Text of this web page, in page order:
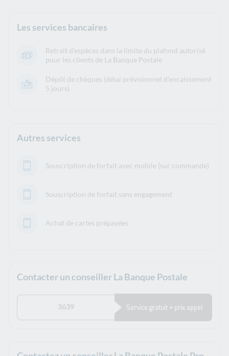
Les services bancaires
Retrait d'espèces dans la limite du plafond autorisé
pour les clients de La Banque Postale
Dépôt de chèques (délai prévisionnel d’encaissement
5 jours)
Autres services
Souscription de forfait avec mobile (sur commande)
Souscription de forfait sans engagement
Achat de cartes prépayées
Contacter un conseiller La Banque Postale
3639 Service gratuit + prix appel